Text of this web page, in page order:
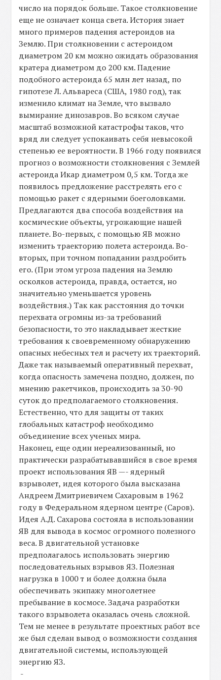
число на порядок больше. Такое столкновение
еще не означает конца света. История знает
много примеров падения астероидов на
Землю. При столкновении с астероидом
диаметром 20 км можно ожидать образования
кратера диаметром до 200 км. Падение
подобного астероида 65 млн лет назад, по
гипотезе Л. Альвареса (США, 1980 год), так
изменило климат на Земле, что вызвало
вымирание динозавров. Во всяком случае
масштаб возможной катастрофы таков, что
вряд ли следует успокаивать себя невысокой
степенью ее вероятности. В 1966 году появился
прогноз о возможности столкновения с Землей
астероида Икар диаметром 0,5 км. Тогда же
появилось предложение расстрелять его с
помощью ракет с ядерными боеголовками.
Предлагаются два способа воздействия на
космические объекты, угрожающие нашей
планете. Во-первых, с помощью ЯВ можно
изменить траекторию полета астероида. Во-
вторых, при точном попадании раздробить
его. (При этом угроза падения на Землю
осколков астероида, правда, остается, но
значительно уменьшается уровень
воздействия.) Так как расстояния до точки
перехвата огромны из-за требований
безопасности, то это накладывает жесткие
требования к своевременному обнаружению
опасных небесных тел и расчету их траекторий.
Даже так называемый оперативный перехват,
когда опасность замечена поздно, должен, по
мнению ракетчиков, происходить за 30-90
суток до предполагаемого столкновения.
Естественно, что для защиты от таких
глобальных катастроф необходимо
объединение всех ученых мира.
Наконец, еще один нереализованный, но
практически разрабатывавшийся в свое время
проект использования ЯВ —- ядерный
взрыволет, идея которого была высказана
Андреем Дмитриевичем Сахаровым в 1962
году в Федеральном ядерном центре (Саров).
Идея А.Д. Сахарова состояла в использовании
ЯВ для вывода в космос огромного полезного
веса. В двигательной установке
предполагалось использовать энергию
последовательных взрывов ЯЗ. Полезная
нагрузка в 1000 т и более должна была
обеспечивать экипажу многолетнее
пребывание в космосе. Задача разработки
такого взрыволета оказалась очень сложной.
Тем не менее в результате проектных работ все
же был сделан вывод о возможности создания
двигательной системы, использующей
энергию ЯЗ.
-